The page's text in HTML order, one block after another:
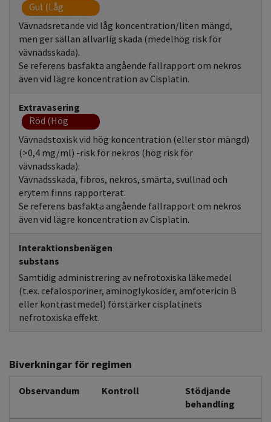
Gul (Låg
koncentration)
Vävnadsretande vid låg koncentration/liten mängd,
men ger sällan allvarlig skada (medelhög risk för
vävnadsskada).
Se referens basfakta angående fallrapport om nekros
även vid lägre koncentration av Cisplatin.
Extravasering
Röd (Hög
koncentration)
Vävnadstoxisk vid hög koncentration (eller stor mängd)
(>0,4 mg/ml) -risk för nekros (hög risk för
vävnadsskada).
Vävnadsskada, fibros, nekros, smärta, svullnad och
erytem finns rapporterat.
Se referens basfakta angående fallrapport om nekros
även vid lägre koncentration av Cisplatin.
Interaktionsbenägen
substans
Samtidig administrering av nefrotoxiska läkemedel
(t.ex. cefalosporiner, aminoglykosider, amfotericin B
eller kontrastmedel) förstärker cisplatinets
nefrotoxiska effekt.
Biverkningar för regimen
Observandum Kontroll
Stödjande
behandling